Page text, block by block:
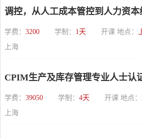
调控，从人工成本管控到人力资本
学费： 3200 学制： 1天 开课 地点：
上海
CPIM生产及库存管理专业人士认
学费： 39050 学制： 4天 开课 地点：
上海